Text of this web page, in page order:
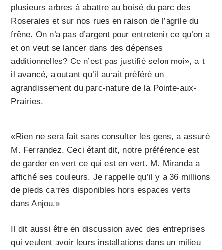
plusieurs arbres à abattre au boisé du parc des
Roseraies et sur nos rues en raison de l’agrile du
frêne. On n’a pas d’argent pour entretenir ce qu’on a
et on veut se lancer dans des dépenses
additionnelles? Ce n’est pas justifié selon moi», a-t-
il avancé, ajoutant qu’il aurait préféré un
agrandissement du parc-nature de la Pointe-aux-
Prairies.
«Rien ne sera fait sans consulter les gens, a assuré
M. Ferrandez. Ceci étant dit, notre préférence est
de garder en vert ce qui est en vert. M. Miranda a
affiché ses couleurs. Je rappelle qu’il y a 36 millions
de pieds carrés disponibles hors espaces verts
dans Anjou.»
Il dit aussi être en discussion avec des entreprises
qui veulent avoir leurs installations dans un milieu